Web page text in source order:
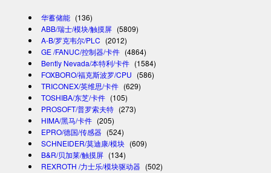
华蓄储能 (136)
ABB/瑞士/模块/触摸屏 (5809)
A-B/罗克韦尔/PLC (2012)
GE /FANUC/控制器/卡件 (4864)
Bently Nevada/本特利/卡件 (1584)
FOXBORO/福克斯波罗/CPU (586)
TRICONEX/英维思/卡件 (629)
TOSHIBA/东芝/卡件 (105)
PROSOFT/普罗索夫特 (273)
HIMA/黑马/卡件 (205)
EPRO/德国/传感器 (524)
SCHNEIDER/莫迪康/模块 (609)
B&R/贝加莱/触摸屏 (134)
REXROTH /力士乐/模块驱动器 (502)